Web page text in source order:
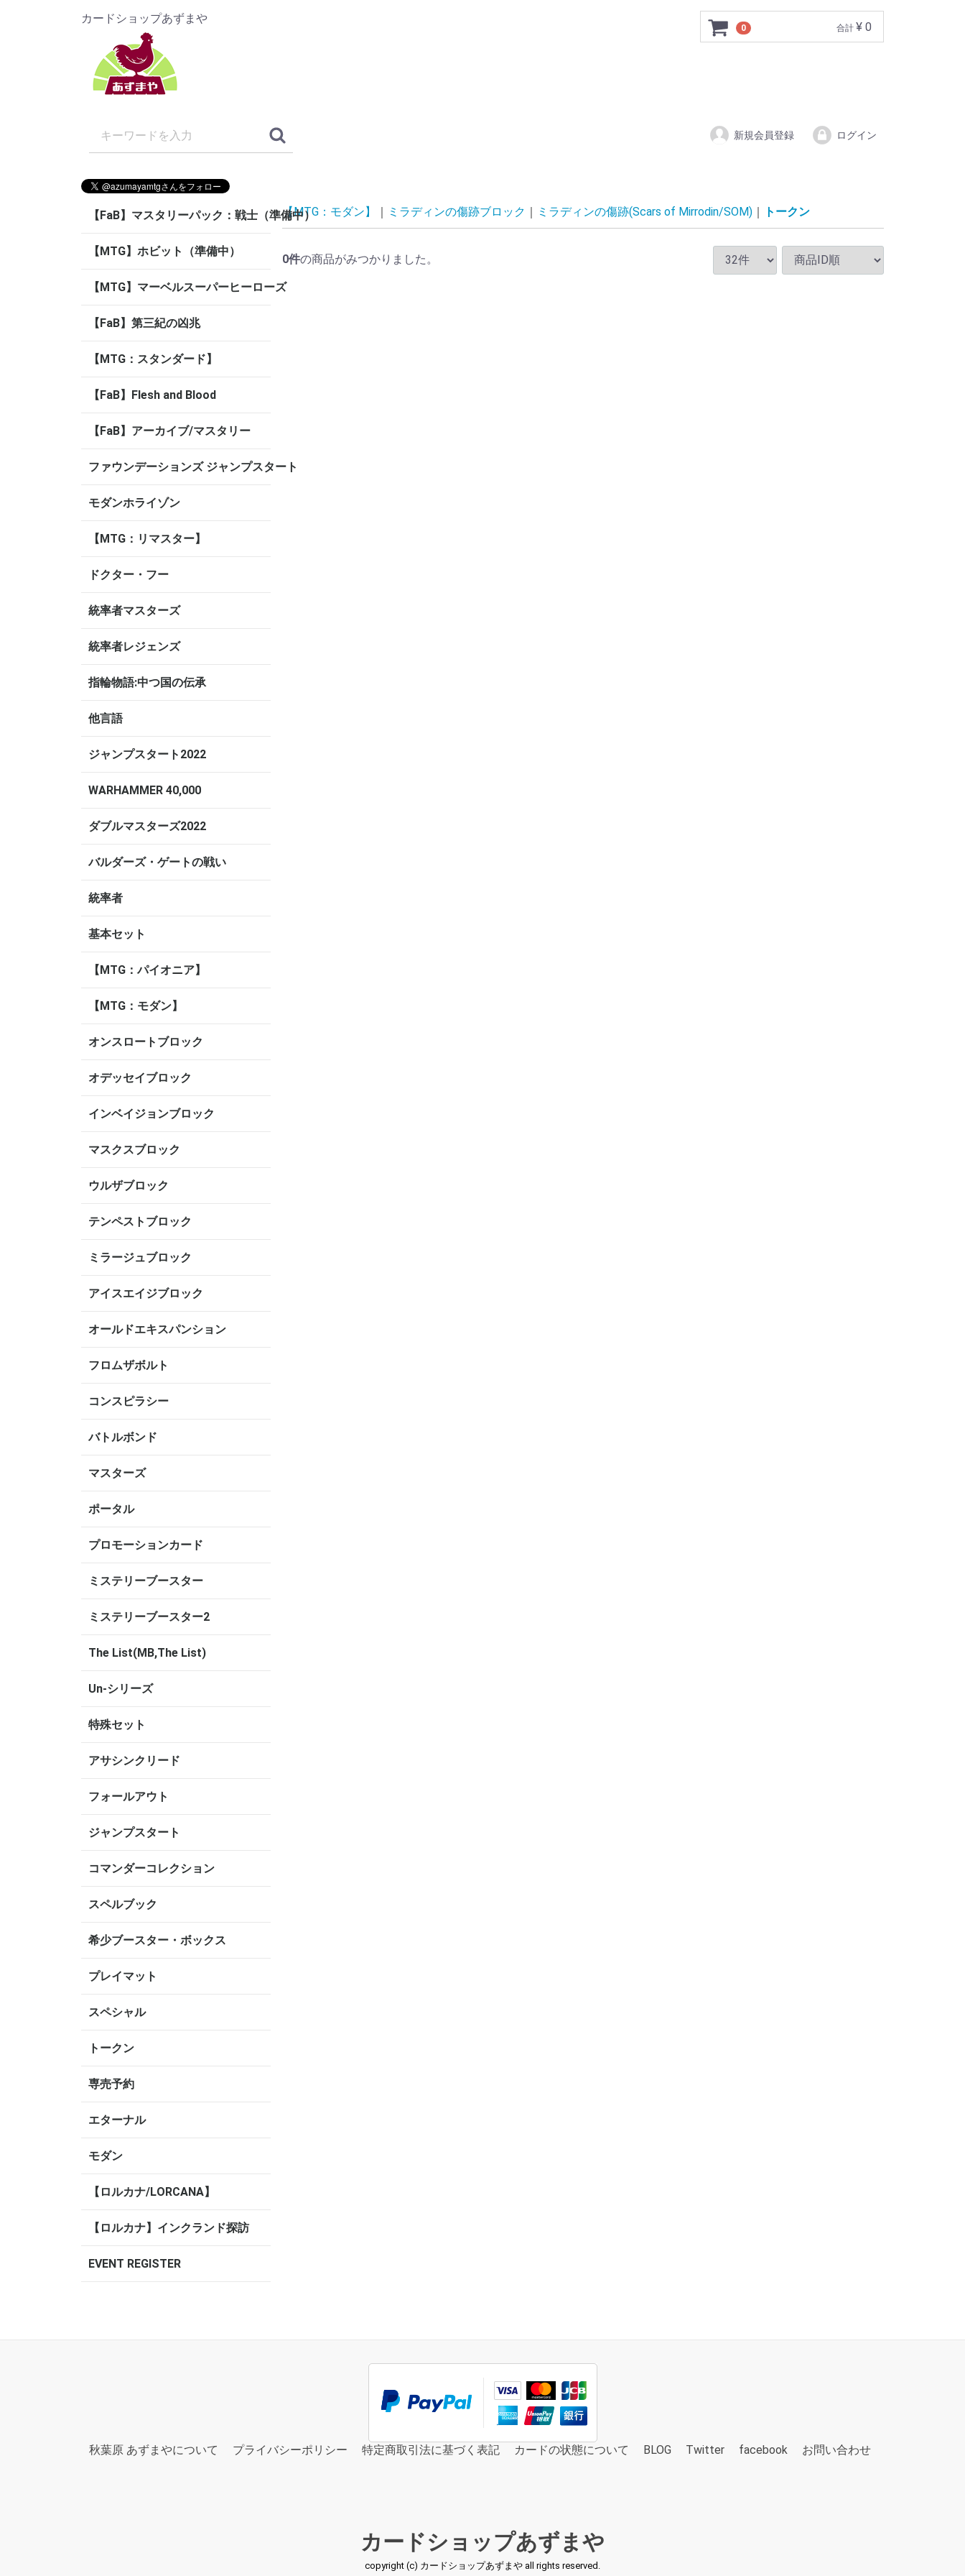
カードショップあずまや
新規会員登録 ログイン
0 合計 ¥ 0
【FaB】マスタリーパック：戦士（準備中）
【MTG】ホビット（準備中）
【MTG】マーベルスーパーヒーローズ
【FaB】第三紀の凶兆
【MTG：スタンダード】
【FaB】Flesh and Blood
【FaB】アーカイブ/マスタリー
ファウンデーションズ ジャンプスタート
モダンホライゾン
【MTG：リマスター】
ドクター・フー
統率者マスターズ
統率者レジェンズ
指輪物語:中つ国の伝承
他言語
ジャンプスタート2022
WARHAMMER 40,000
ダブルマスターズ2022
バルダーズ・ゲートの戦い
統率者
基本セット
【MTG：パイオニア】
【MTG：モダン】
オンスロートブロック
オデッセイブロック
インベイジョンブロック
マスクスブロック
ウルザブロック
テンペストブロック
ミラージュブロック
アイスエイジブロック
オールドエキスパンション
フロムザボルト
コンスピラシー
バトルボンド
マスターズ
ポータル
プロモーションカード
ミステリーブースター
ミステリーブースター2
The List(MB,The List)
Un-シリーズ
特殊セット
アサシンクリード
フォールアウト
ジャンプスタート
コマンダーコレクション
スペルブック
希少ブースター・ボックス
プレイマット
スペシャル
トークン
専売予約
エターナル
モダン
【ロルカナ/LORCANA】
【ロルカナ】インクランド探訪
EVENT REGISTER
【MTG：モダン】 ミラディンの傷跡ブロック ミラディンの傷跡(Scars of Mirrodin/SOM) トークン
0件の商品がみつかりました。
秋葉原 あずまやについて プライバシーポリシー 特定商取引法に基づく表記 カードの状態について BLOG Twitter facebook お問い合わせ
カードショップあずまや
copyright (c) カードショップあずまや all rights reserved.